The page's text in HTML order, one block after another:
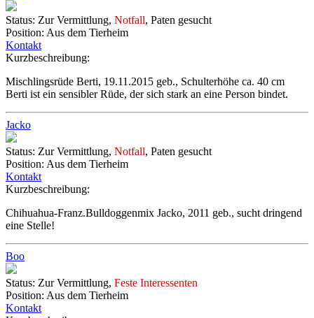
Status: Zur Vermittlung, Notfall, Paten gesucht
Position: Aus dem Tierheim
Kontakt
Kurzbeschreibung:
Mischlingsrüde Berti, 19.11.2015 geb., Schulterhöhe ca. 40 cm
Berti ist ein sensibler Rüde, der sich stark an eine Person bindet.
Jacko
Status: Zur Vermittlung, Notfall, Paten gesucht
Position: Aus dem Tierheim
Kontakt
Kurzbeschreibung:
Chihuahua-Franz.Bulldoggenmix Jacko, 2011 geb., sucht dringend
eine Stelle!
Boo
Status: Zur Vermittlung, Feste Interessenten
Position: Aus dem Tierheim
Kontakt